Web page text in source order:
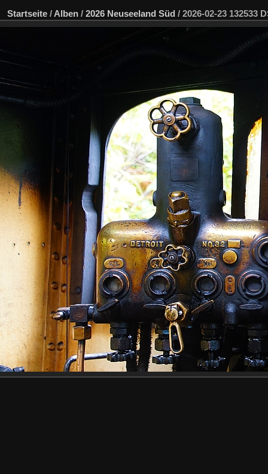
Startseite / Alben / 2026 Neuseeland Süd / 2026-02-23 132533